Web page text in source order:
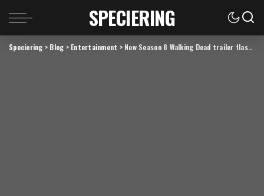
SPECIERING
Speciering > Blog > Entertainment > New Season 8 Walking Dead trailer flashes forward in time